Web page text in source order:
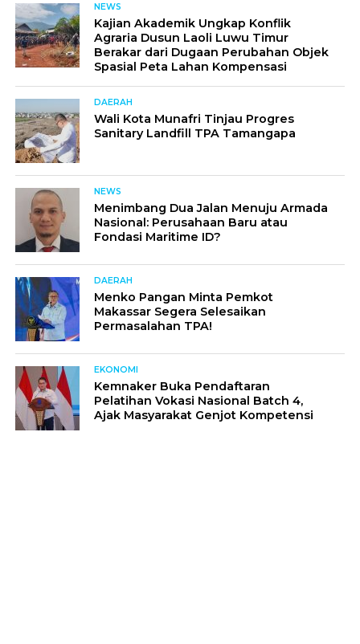
NEWS
Kajian Akademik Ungkap Konflik
Agraria Dusun Laoli Luwu Timur
Berakar dari Dugaan Perubahan Objek
Spasial Peta Lahan Kompensasi
DAERAH
Wali Kota Munafri Tinjau Progres
Sanitary Landfill TPA Tamangapa
NEWS
Menimbang Dua Jalan Menuju Armada
Nasional: Perusahaan Baru atau
Fondasi Maritime ID?
DAERAH
Menko Pangan Minta Pemkot
Makassar Segera Selesaikan
Permasalahan TPA!
EKONOMI
Kemnaker Buka Pendaftaran
Pelatihan Vokasi Nasional Batch 4,
Ajak Masyarakat Genjot Kompetensi